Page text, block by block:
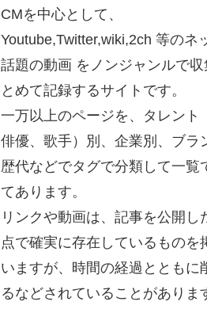
CMを中心として、
Youtube,Twitter,wiki,2ch 等のネ
話題の動画 をノンジャンルで収
とめて記録するサイトです。
一万以上のページを、タレント
俳優、歌手）別、企業別、ブラ
歴代などでタグで分類して一覧
てあります。
リンクや動画は、記事を公開し
点で確実に存在しているものを
いますが、時間の経過とともに
るなどされていることがありま